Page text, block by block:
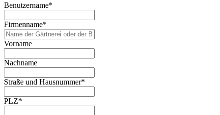
Benutzername*
Firmenname*
Vorname
Nachname
Straße und Hausnummer*
PLZ*